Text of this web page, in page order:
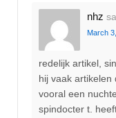
nhz
March
redelijk artikel,
hij vaak artikelen
vooral een
spindocter t.